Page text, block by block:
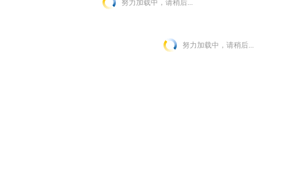
努力加载中，请稍后...
努力加载中，请稍后...